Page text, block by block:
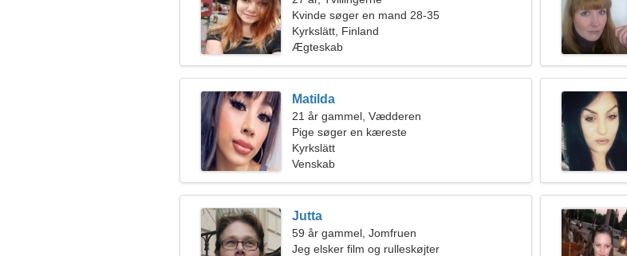
Kvinde søger en mand 28-35
Kyrkslätt, Finland
Ægteskab
Matilda
21 år gammel, Vædderen
Pige søger en kæreste
Kyrkslätt
Venskab
Jutta
59 år gammel, Jomfruen
Jeg elsker film og rulleskøjter